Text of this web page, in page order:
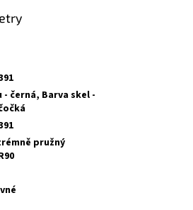
- černá, Barva skel -
pružný